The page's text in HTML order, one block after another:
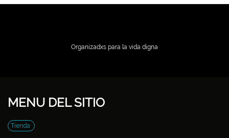
Organizadxs para la vida digna
MENU DEL SITIO
Tienda